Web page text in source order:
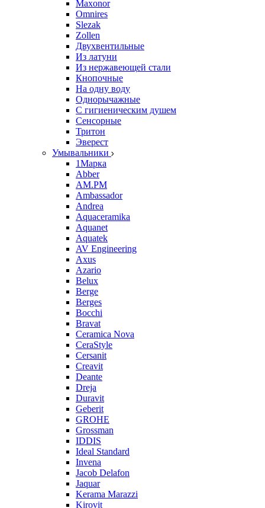
Maxonor
Omnires
Slezak
Zollen
Двухвентильные
Из латуни
Из нержавеющей стали
Кнопочные
На одну воду
Однорычажные
С гигиеническим душем
Сенсорные
Тритон
Эверест
Умывальники
1Марка
Abber
AM.PM
Ambassador
Andrea
Aquaceramika
Aquanet
Aquatek
AV Engineering
Axus
Azario
Belux
Berge
Berges
Bocchi
Bravat
Ceramica Nova
CeraStyle
Cersanit
Creavit
Deante
Dreja
Duravit
Geberit
GROHE
Grossman
IDDIS
Ideal Standard
Invena
Jacob Delafon
Jaquar
Kerama Marazzi
Kirovit